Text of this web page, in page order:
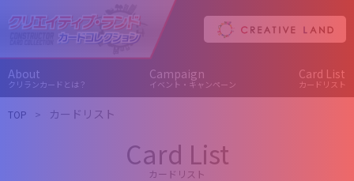
About
クリランカードとは？
Campaign
イベント・キャンペーン
Card List
カードリスト
TOP カードリスト
Card List
カードリスト